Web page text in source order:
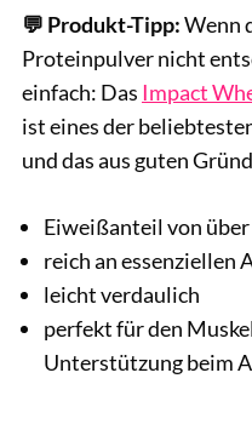
💬 Produkt-Tipp:Wenn
Proteinpulver nicht
einfach: Das Impact
ist eines der
und das aus guten
Eiweißanteil von
reich an essenziellen
leicht verdaulich
perfekt für den
Unterstützung beim